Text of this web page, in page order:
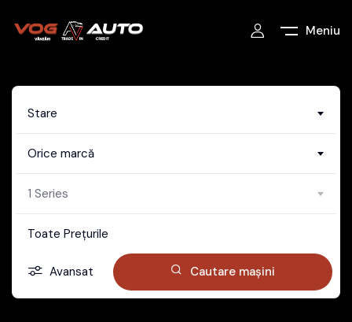
Meniu
Stare
Orice marcă
1 Series
Toate Prețurile
Avansat Cautare mașini